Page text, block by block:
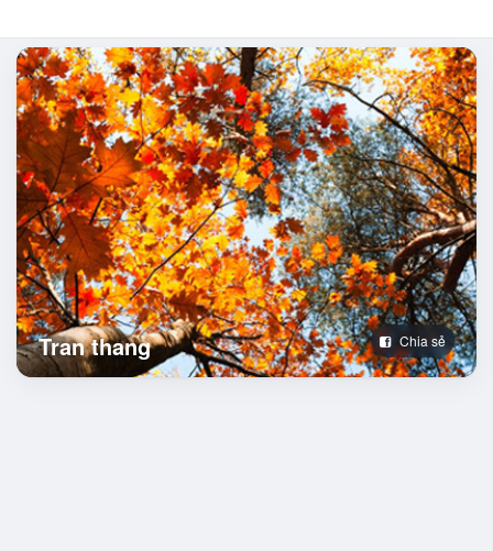
Tran thang Chia sẻ